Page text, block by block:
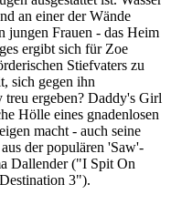
an einer der Wände
jungen Frauen - das Heim
ergibt sich für Zoe
Stiefvaters zu
sich gegen ihn
ergeben? Daddy's Girl
Hölle eines gnadenlosen
macht - auch seine
der populären 'Saw'-
Dallender ("I Spit On
3").